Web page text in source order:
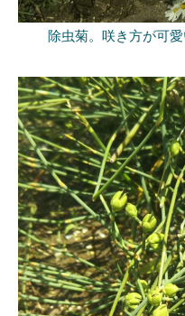
除虫菊。咲き方が可